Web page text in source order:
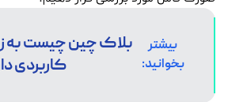
بیشتر
بخوانید:
بلاک چین چیست به
کاربردی